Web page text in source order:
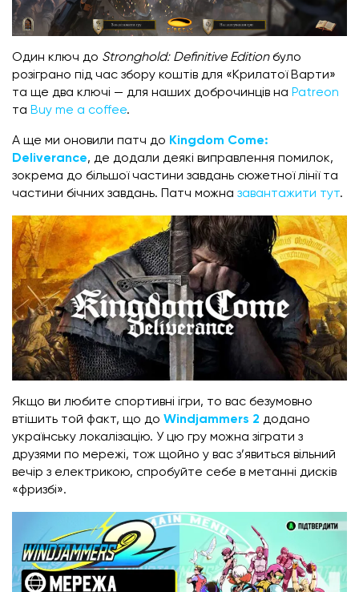
Один ключ до Stronghold: Definitive Editionбуло
розіграно під час збору коштів для «Крилатої Варти»
та ще два ключі — для наших доброчинців на Patreon
та Buy me a coffee.
А ще ми оновили патч до Kingdom Come:
Deliverance, де додали деякі виправлення помилок,
зокрема до більшої частини завдань сюжетної лінії та
частини бічних завдань. Патч можна завантажити тут.
Якщо ви любите спортивні ігри, то вас безумовно
втішить той факт, що до Windjammers 2 додано
українську локалізацію. У цю гру можна зіграти з
друзями по мережі, тож щойно у вас з’явиться вільний
вечір з електрикою, спробуйте себе в метанні дисків
«фризбі».